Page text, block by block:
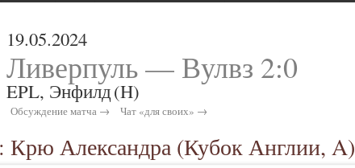
19.05.2024
Ливерпуль — Вулвз 2:0
EPL, Энфилд(H)
Обсуждение матча → Чат «для своих» →
Крю Александра (Кубок Англии, A)